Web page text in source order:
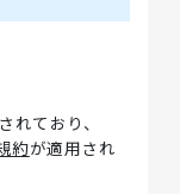
れており、
約が適用され